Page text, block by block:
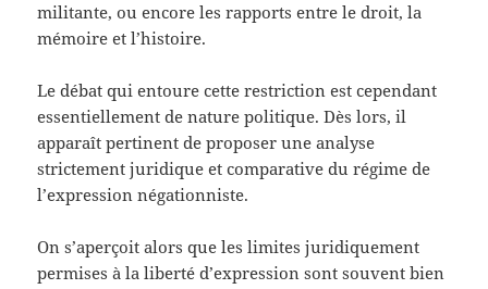
militante, ou encore les rapports entre le droit, la
mémoire et l’histoire.
Le débat qui entoure cette restriction est cependant
essentiellement de nature politique. Dès lors, il
apparaît pertinent de proposer une analyse
strictement juridique et comparative du régime de
l’expression négationniste.
On s’aperçoit alors que les limites juridiquement
permises à la liberté d’expression sont souvent bien